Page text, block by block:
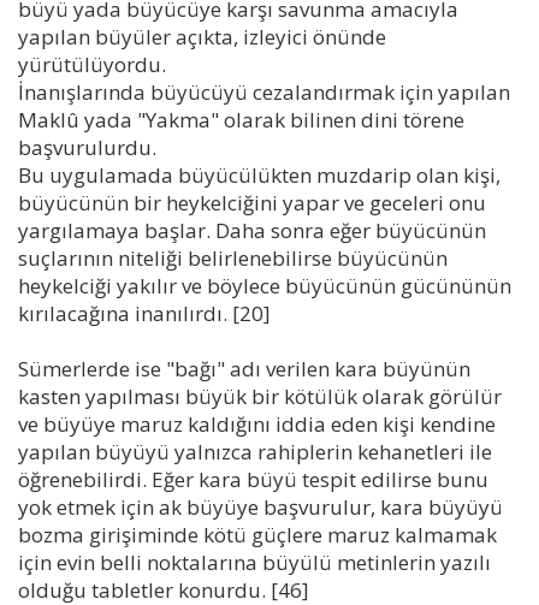
büyü yada büyücüye karşı savunma amacıyla
yapılan büyüler açıkta, izleyici önünde
yürütülüyordu.
İnanışlarında büyücüyü cezalandırmak için yapılan
Maklû yada "Yakma" olarak bilinen dini törene
başvurulurdu.
Bu uygulamada büyücülükten muzdarip olan kişi,
büyücünün bir heykelciğini yapar ve geceleri onu
yargılamaya başlar. Daha sonra eğer büyücünün
suçlarının niteliği belirlenebilirse büyücünün
heykelciği yakılır ve böylece büyücünün gücününün
kırılacağına inanılırdı. [20]
Sümerlerde ise "bağı" adı verilen kara büyünün
kasten yapılması büyük bir kötülük olarak görülür
ve büyüye maruz kaldığını iddia eden kişi kendine
yapılan büyüyü yalnızca rahiplerin kehanetleri ile
öğrenebilirdi. Eğer kara büyü tespit edilirse bunu
yok etmek için ak büyüye başvurulur, kara büyüyü
bozma girişiminde kötü güçlere maruz kalmamak
için evin belli noktalarına büyülü metinlerin yazılı
olduğu tabletler konurdu. [46]